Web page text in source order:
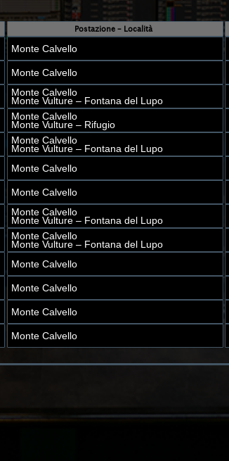
Postazione – Località
Monte Calvello
Monte Calvello
Monte Calvello
Monte Vulture – Fontana del Lupo
Monte Calvello
Monte Vulture – Rifugio
Monte Calvello
Monte Vulture – Fontana del Lupo
Monte Calvello
Monte Calvello
Monte Calvello
Monte Vulture – Fontana del Lupo
Monte Calvello
Monte Vulture – Fontana del Lupo
Monte Calvello
Monte Calvello
Monte Calvello
Monte Calvello